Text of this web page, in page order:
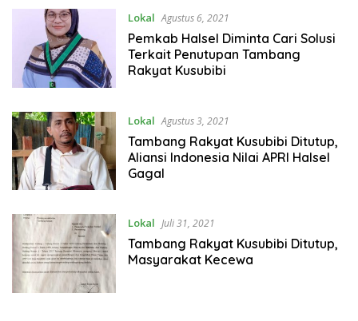
Lokal Agustus 6, 2021
Pemkab Halsel Diminta Cari Solusi
Terkait Penutupan Tambang
Rakyat Kusubibi
Lokal Agustus 3, 2021
Tambang Rakyat Kusubibi Ditutup,
Aliansi Indonesia Nilai APRI Halsel
Gagal
Lokal Juli 31, 2021
Tambang Rakyat Kusubibi Ditutup,
Masyarakat Kecewa